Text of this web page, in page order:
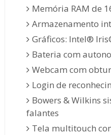
Memória RAM de
Armazenamento
Gráficos: Intel®
Bateria com
Webcam com
Login de
Bowers & Wilkins
falantes
Tela multitouch